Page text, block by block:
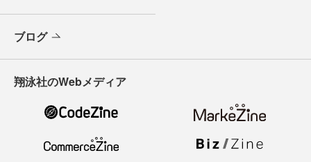
ブログ
翔泳社のWebメディア